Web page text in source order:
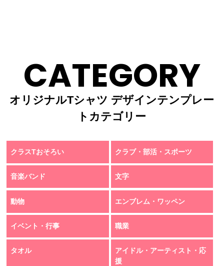
CATEGORY
オリジナルTシャツ デザインテンプレー
トカテゴリー
クラスTおそろい クラブ・部活・スポーツ
音楽バンド 文字
動物 エンブレム・ワッペン
イベント・行事 職業
タオル
アイドル・アーティスト・応
援